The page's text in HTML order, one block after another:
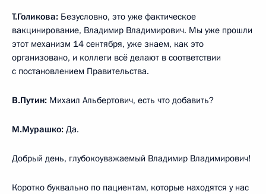
Т.Голикова: Безусловно, это уже фактическое
вакцинирование, Владимир Владимирович. Мы уже прошли
этот механизм 14 сентября, уже знаем, как это
организовано, и коллеги всё делают в соответствии
с постановлением Правительства.
В.Путин: Михаил Альбертович, есть что добавить?
М.Мурашко: Да.
Добрый день, глубокоуважаемый Владимир Владимирович!
Коротко буквально по пациентам, которые находятся у нас